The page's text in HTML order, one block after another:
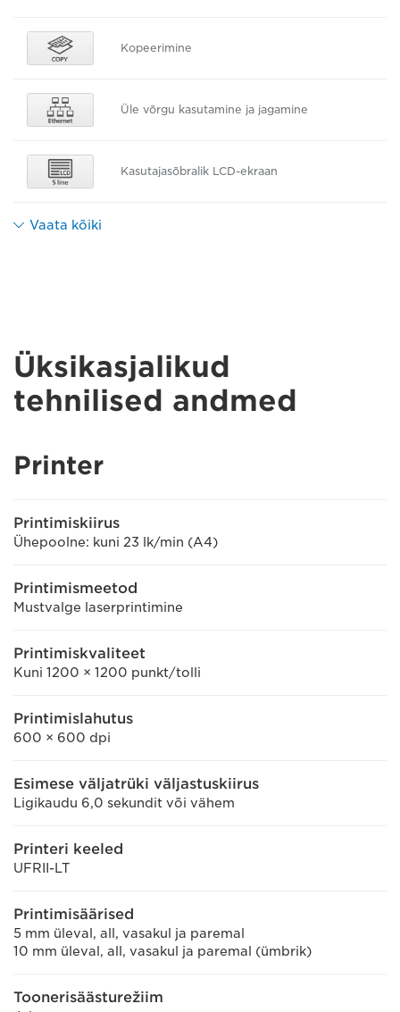
Kopeerimine
Üle võrgu kasutamine ja jagamine
Kasutajasõbralik LCD-ekraan
Vaata kõiki
Üksikasjalikud
tehnilised andmed
Printer
Printimiskiirus
Ühepoolne: kuni 23 lk/min (A4)
Printimismeetod
Mustvalge laserprintimine
Printimiskvaliteet
Kuni 1200 × 1200 punkt/tolli
Printimislahutus
600 × 600 dpi
Esimese väljatrüki väljastuskiirus
Ligikaudu 6,0 sekundit või vähem
Printeri keeled
UFRII-LT
Printimisäärised
5 mm üleval, all, vasakul ja paremal
10 mm üleval, all, vasakul ja paremal (ümbrik)
Toonerisäästurežiim